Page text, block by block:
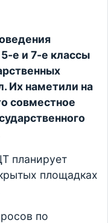
е и 7-е классы
Их наметили на
совместное
планирует
площадках
по